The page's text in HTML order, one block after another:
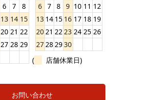
6 7
8
13 14 15
20 21 22
27 28 29
6 7 8 9 10 11 12
13 14 15 16 17 18 19
2021 2223 24 25 26
27282930
(
店舗休業日)
お問い合わせ